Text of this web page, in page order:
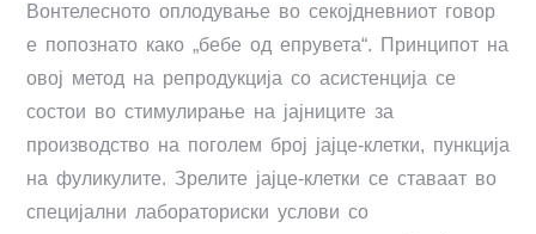
Вонтелесното оплодување во секојдневниот говор
е попознато како „бебе од епрувета“. Принципот на
овој метод на репродукција со асистенција се
состои во стимулирање на јајниците за
производство на поголем број јајце-клетки, пункција
на фуликулите. Зрелите јајце-клетки се ставаат во
специјални лабораториски услови со